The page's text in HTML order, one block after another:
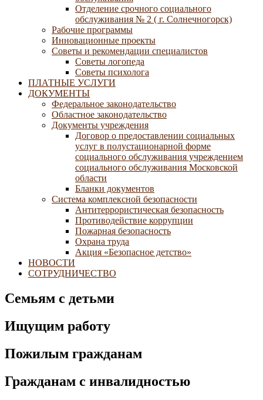
Отделение срочного социального
обслуживания № 2 ( г. Солнечногорск)
Рабочие программы
Инновационные проекты
Советы и рекомендации специалистов
Советы логопеда
Советы психолога
ПЛАТНЫЕ УСЛУГИ
ДОКУМЕНТЫ
Федеральное законодательство
Областное законодательство
Документы учреждения
Договор о предоставлении социальных
услуг в полустационарной форме
социального обслуживания учреждением
социального обслуживания Московской
области
Бланки документов
Система комплексной безопасности
Антитеррористическая безопасность
Противодействие коррупции
Пожарная безопасность
Охрана труда
Акция «Безопасное детство»
НОВОСТИ
СОТРУДНИЧЕСТВО
Семьям с детьми
Ищущим работу
Пожилым гражданам
Гражданам с инвалидностью